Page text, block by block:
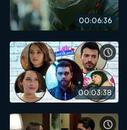
00:06:36
00:03:38